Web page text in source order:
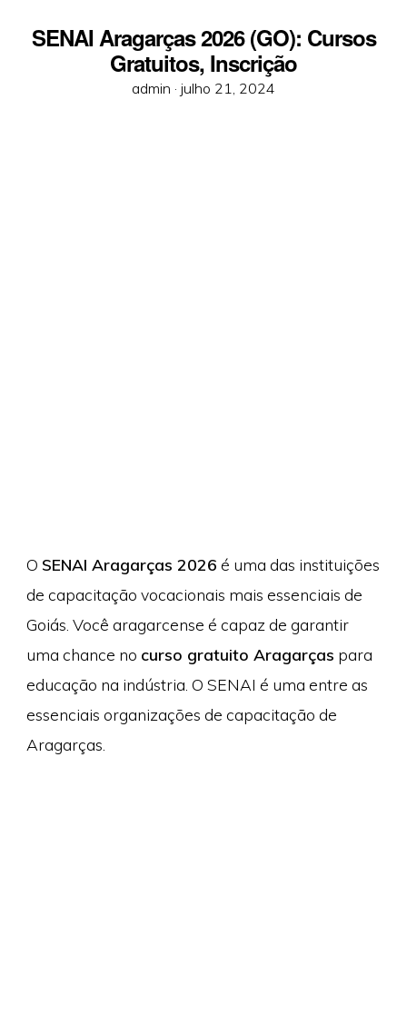
SENAI Aragarças 2026 (GO): Cursos
Gratuitos, Inscrição
admin · Posted
julho 21, 2024
O SENAI Aragarças 2026 é uma das instituições
de capacitação vocacionais mais essenciais de
Goiás. Você aragarcense é capaz de garantir
uma chance no curso gratuito Aragarças para
educação na indústria. O SENAI é uma entre as
essenciais organizações de capacitação de
Aragarças.